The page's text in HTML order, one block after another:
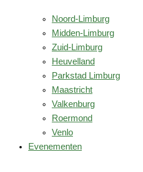
Noord-Limburg
Midden-Limburg
Zuid-Limburg
Heuvelland
Parkstad Limburg
Maastricht
Valkenburg
Roermond
Venlo
Evenementen